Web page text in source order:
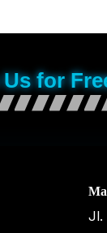
for
Jl.